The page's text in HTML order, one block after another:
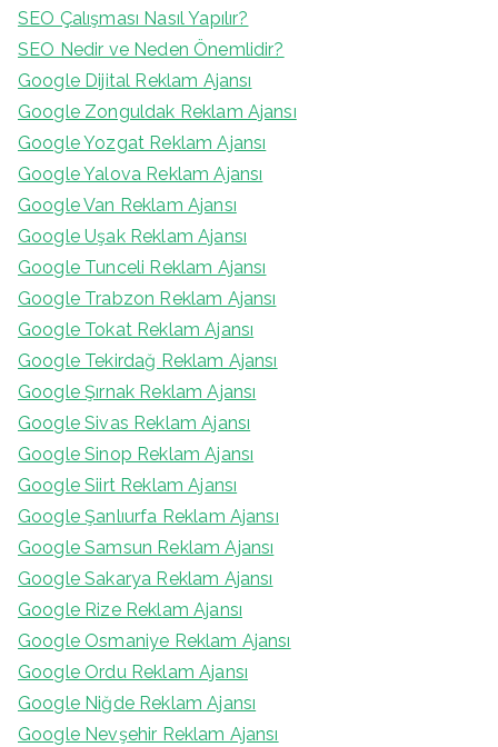
SEO Çalışması Nasıl Yapılır?
SEO Nedir ve Neden Önemlidir?
Google Dijital Reklam Ajansı
Google Zonguldak Reklam Ajansı
Google Yozgat Reklam Ajansı
Google Yalova Reklam Ajansı
Google Van Reklam Ajansı
Google Uşak Reklam Ajansı
Google Tunceli Reklam Ajansı
Google Trabzon Reklam Ajansı
Google Tokat Reklam Ajansı
Google Tekirdağ Reklam Ajansı
Google Şırnak Reklam Ajansı
Google Sivas Reklam Ajansı
Google Sinop Reklam Ajansı
Google Siirt Reklam Ajansı
Google Şanlıurfa Reklam Ajansı
Google Samsun Reklam Ajansı
Google Sakarya Reklam Ajansı
Google Rize Reklam Ajansı
Google Osmaniye Reklam Ajansı
Google Ordu Reklam Ajansı
Google Niğde Reklam Ajansı
Google Nevşehir Reklam Ajansı